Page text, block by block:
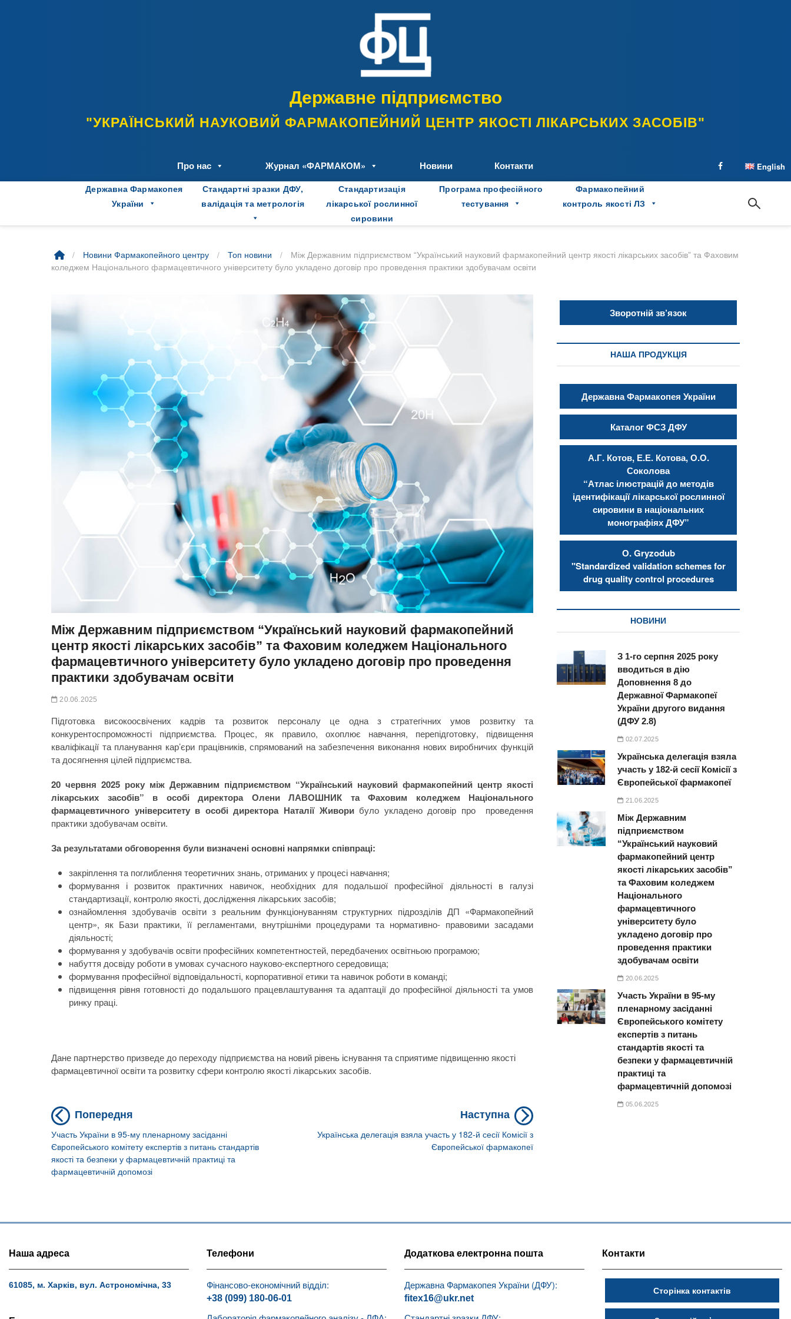
Державне підприємство
"УКРАЇНСЬКИЙ НАУКОВИЙ ФАРМАКОПЕЙНИЙ ЦЕНТР ЯКОСТІ ЛІКАРСЬКИХ ЗАСОБІВ"
English
Про нас Журнал «ФАРМАКОМ» Новини Контакти facebook
Державна Фармакопея
України
Стандартні зразки ДФУ,
валідація та метрологія
Стандартизація
лікарської рослинної
сировини
Програма професійного
тестування
Фармакопейний
контроль якості ЛЗ
/ Новини Фармакопейного центру / Топ новини /
Між Державним підприємством “Український науковий фармакопейний центр якості лікарських засобів” та Фаховим
коледжем Національного фармацевтичного університету було укладено договір про проведення практики здобувачам освіти
Між Державним підприємством “Український науковий фармакопейний
центр якості лікарських засобів” та Фаховим коледжем Національного
фармацевтичного університету було укладено договір про проведення
практики здобувачам освіти
20.06.2025
Підготовка високоосвічених кадрів та розвиток персоналу це одна з стратегічних умов розвитку та
конкурентоспроможності підприємства. Процес, як правило, охоплює навчання, перепідготовку, підвищення
кваліфікації та планування кар’єри працівників, спрямований на забезпечення виконання нових виробничих функцій
та досягнення цілей підприємства.
20 червня 2025 року між Державним підприємством “Український науковий фармакопейний центр якості
лікарських засобів” в особі директора Олени ЛАВОШНИК та Фаховим коледжем Національного
фармацевтичного університету в особі директора Наталії Живори було укладено договір про проведення
практики здобувачам освіти.
За результатами обговорення були визначені основні напрямки співпраці:
закріплення та поглиблення теоретичних знань, отриманих у процесі навчання;
формування і розвиток практичних навичок, необхідних для подальшої професійної діяльності в галузі
стандартизації, контролю якості, дослідження лікарських засобів;
ознайомлення здобувачів освіти з реальним функціонуванням структурних підрозділів ДП «Фармакопейний
центр», як Бази практики, її регламентами, внутрішніми процедурами та нормативно- правовими засадами
діяльності;
формування у здобувачів освіти професійних компетентностей, передбачених освітньою програмою;
набуття досвіду роботи в умовах сучасного науково-експертного середовища;
формування професійної відповідальності, корпоративної етики та навичок роботи в команді;
підвищення рівня готовності до подальшого працевлаштування та адаптації до професійної діяльності та умов
ринку праці.
Дане партнерство призведе до переходу підприємства на новий рівень існування та сприятиме підвищенню якості
фармацевтичної освіти та розвитку сфери контролю якості лікарських засобів.
Навігація
записів
Попередня
Участь України в 95-му пленарному засіданні
Європейського комітету експертів з питань стандартів
якості та безпеки у фармацевтичній практиці та
фармацевтичній допомозі
Наступна
Next
Українська делегація взяла участь у 182-й сесії Комісії з
Європейської фармакопеї
Зворотній зв’язок
НАША ПРОДУКЦІЯ
Державна Фармакопея України
Каталог ФСЗ ДФУ
А.Г. Котов, Е.Е. Котова, О.О.
Соколова
“Атлас ілюстрацій до методів
ідентифікації лікарської рослинної
сировини в національних
монографіях ДФУ”
О. Gryzodub
"Standardized validation schemes for
drug quality control procedures
НОВИНИ
З 1-го серпня 2025 року
вводиться в дію
Доповнення 8 до
Державної Фармакопеї
України другого видання
(ДФУ 2.8)
02.07.2025
Українська делегація взяла
участь у 182-й сесії Комісії з
Європейської фармакопеї
21.06.2025
Між Державним
підприємством
“Український науковий
фармакопейний центр
якості лікарських засобів”
та Фаховим коледжем
Національного
фармацевтичного
університету було
укладено договір про
проведення практики
здобувачам освіти
20.06.2025
Участь України в 95-му
пленарному засіданні
Європейського комітету
експертів з питань
стандартів якості та
безпеки у фармацевтичній
практиці та
фармацевтичній допомозі
05.06.2025
Наша адреса
61085, м. Харків, вул. Астрономічна, 33
Телефони
Фінансово-економічний відділ:
+38 (099) 180-06-01
Додаткова електронна пошта
Державна Фармакопея України (ДФУ):
fitex16@ukr.net
Контакти
Сторінка контактів